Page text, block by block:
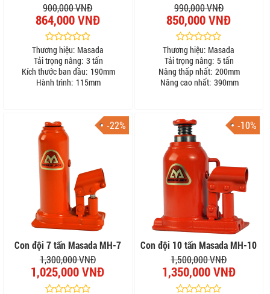
900,000 VNĐ
864,000 VNĐ
Thương hiệu: Masada
Tải trọng nâng: 3 tấn
Kích thước ban đầu: 190mm
Hành trình: 115mm
990,000 VNĐ
850,000 VNĐ
Thương hiệu: Masada
Tải trọng nâng: 5 tấn
Nâng thấp nhất: 200mm
Nâng cao nhất: 390mm
-22%
Con đội 7 tấn Masada MH-7
1,300,000 VNĐ
1,025,000 VNĐ
-10%
Con đội 10 tấn Masada MH-10
1,500,000 VNĐ
1,350,000 VNĐ